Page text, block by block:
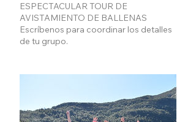
ESPECTACULAR TOUR DE
AVISTAMIENTO DE BALLENAS
Escríbenos para coordinar los detalles
de tu grupo.